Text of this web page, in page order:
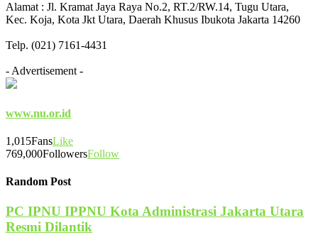
Alamat : Jl. Kramat Jaya Raya No.2, RT.2/RW.14, Tugu Utara,
Kec. Koja, Kota Jkt Utara, Daerah Khusus Ibukota Jakarta 14260
Telp. (021) 7161-4431
- Advertisement -
www.nu.or.id
1,015FansLike
769,000FollowersFollow
Random Post
PC IPNU IPPNU Kota Administrasi Jakarta Utara
Resmi Dilantik